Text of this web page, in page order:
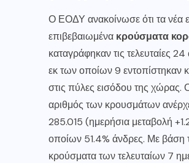
Ο ΕΟΔΥ ανακοίνωσε ότι τα νέα
επιβεβαιωμένα κρούσματα
καταγράφηκαν τις τελευταίες 24
εκ των οποίων 9 εντοπίστηκαν
στις πύλες εισόδου της χώρας.
αριθμός των κρουσμάτων
285.015 (ημερήσια μεταβολή
οποίων 51.4% άνδρες. Με βάση
κρούσματα των τελευταίων 7